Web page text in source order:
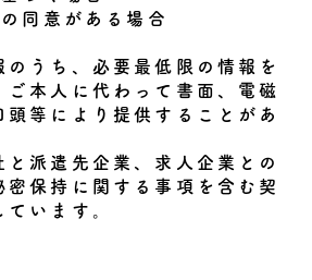
同意がある場合
のうち、必要最低限の情報を
ご本人に代わって書面、電磁
頭等により提供することがあ
と派遣先企業、求人企業との
密保持に関する事項を含む契
います。